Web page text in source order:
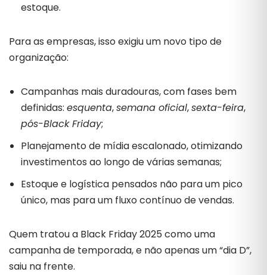
estoque.
Para as empresas, isso exigiu um novo tipo de
organização:
Campanhas mais duradouras, com fases bem
definidas: esquenta,semana oficial,sexta-feira,
pós-Black Friday;
Planejamento de mídia escalonado, otimizando
investimentos ao longo de várias semanas;
Estoque e logística pensados não para um pico
único, mas para um fluxo contínuo de vendas.
Quem tratou a Black Friday 2025 como uma
campanha de temporada, e não apenas um “dia D”,
saiu na frente.